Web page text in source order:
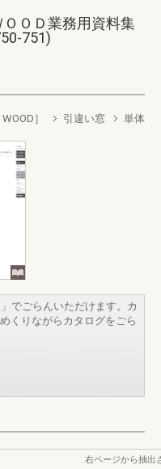
ＯＤ業務用資料集
751)
］ 引違い窓
単体
でごらんいただけます。カ
くりながらカタログをごら
右ページから抽出